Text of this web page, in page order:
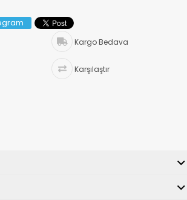
Kargo Bedava
Karşılaştır